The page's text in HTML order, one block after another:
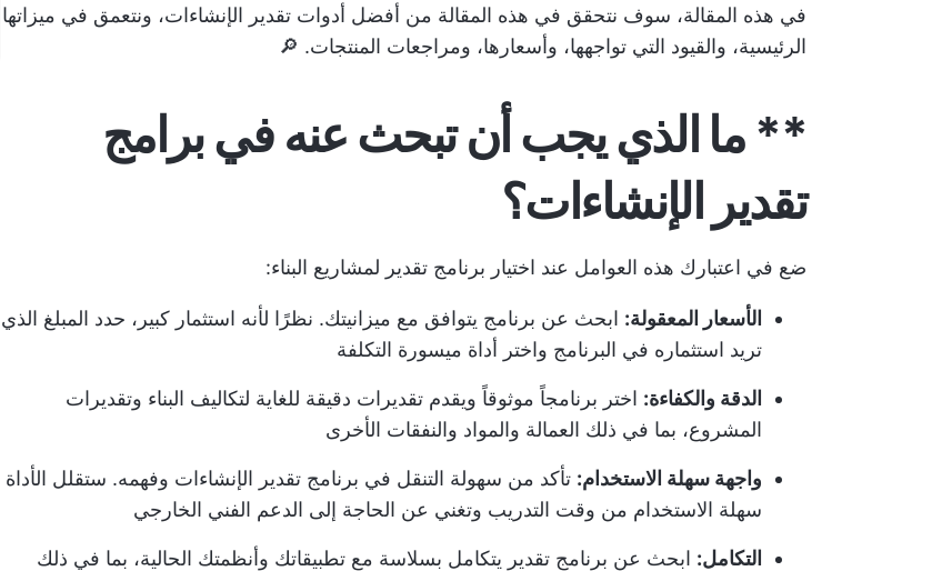
في هذه المقالة، سوف نتحقق في هذه المقالة من أفضل أدوات تقدير الإنشاءات، ونتعمق في ميزاتها
الرئيسية، والقيود التي تواجهها، وأسعارها، ومراجعات المنتجات. 🔎
** ما الذي يجب أن تبحث عنه في برامج
تقدير الإنشاءات؟
ضع في اعتبارك هذه العوامل عند اختيار برنامج تقدير لمشاريع البناء:
الأسعار المعقولة: ابحث عن برنامج يتوافق مع ميزانيتك. نظرًا لأنه استثمار كبير، حدد المبلغ الذي
تريد استثماره في البرنامج واختر أداة ميسورة التكلفة
الدقة والكفاءة: اختر برنامجاً موثوقاً ويقدم تقديرات دقيقة للغاية لتكاليف البناء وتقديرات
المشروع، بما في ذلك العمالة والمواد والنفقات الأخرى
واجهة سهلة الاستخدام: تأكد من سهولة التنقل في برنامج تقدير الإنشاءات وفهمه. ستقلل الأداة
سهلة الاستخدام من وقت التدريب وتغني عن الحاجة إلى الدعم الفني الخارجي
التكامل: ابحث عن برنامج تقدير يتكامل بسلاسة مع تطبيقاتك وأنظمتك الحالية، بما في ذلك